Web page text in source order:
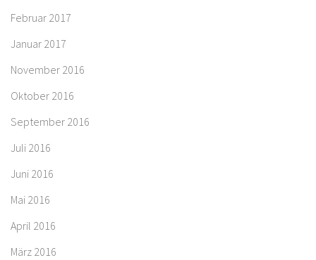
Februar 2017
Januar 2017
November 2016
Oktober 2016
September 2016
Juli 2016
Juni 2016
Mai 2016
April 2016
März 2016